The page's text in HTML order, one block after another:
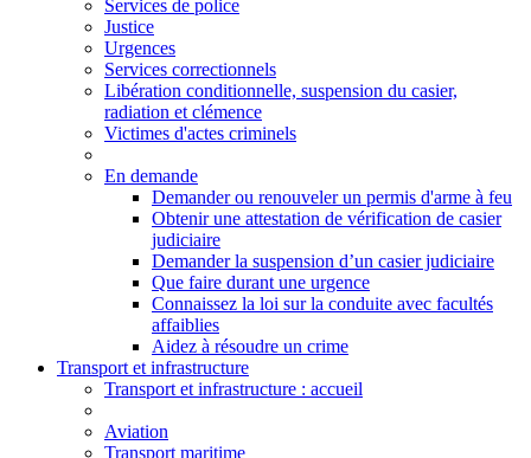
Services de police
Justice
Urgences
Services correctionnels
Libération conditionnelle, suspension du casier,
radiation et clémence
Victimes d'actes criminels
En demande
Demander ou renouveler un permis d'arme à feu
Obtenir une attestation de vérification de casier
judiciaire
Demander la suspension d’un casier judiciaire
Que faire durant une urgence
Connaissez la loi sur la conduite avec facultés
affaiblies
Aidez à résoudre un crime
Transport et infrastructure
Transport et infrastructure : accueil
Aviation
Transport maritime